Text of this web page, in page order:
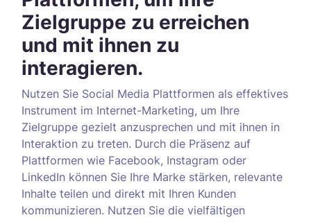
Zielgruppe zu erreichen
und mit ihnen zu
interagieren.
Nutzen Sie Social Media Plattformen als effektives
Instrument im Internet-Marketing, um Ihre
Zielgruppe gezielt anzusprechen und mit ihnen in
Interaktion zu treten. Durch die Präsenz auf
Plattformen wie Facebook, Instagram oder
LinkedIn können Sie Ihre Marke stärken, relevante
Inhalte teilen und direkt mit Ihren Kunden
kommunizieren. Nutzen Sie die vielfältigen